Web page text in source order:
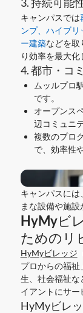
キャンパスでは
ンプ、ハイブ
ー建築などを取
り効率を最大化
4. 都市・コ
ムッルプロ
です。
オープンス
辺コミュニ
複数のプロ
で、効率性
キャンパスに
まな設備や施設
HyMyビ
ためのリ
HyMyビレッジ
プロからの福
生、社会福祉な
イアントにサー
HyMyビレ